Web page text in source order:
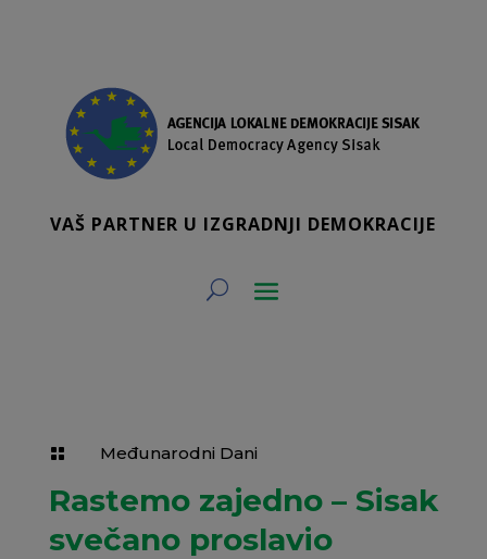
VAŠ PARTNER U IZGRADNJI DEMOKRACIJE
 Međunarodni Dani
Rastemo zajedno – Sisak
svečano proslavio